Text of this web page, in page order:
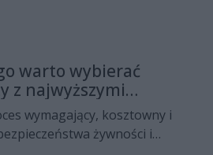
warto wybierać
z najwyższymi
wymagający, kosztowny i
żywności i